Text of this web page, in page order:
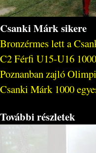
Csanki Márk sikere
Bronzérmes lett a
C2 Férfi U15-U16
Poznanban zajló
Csanki Márk 1000
További részletek